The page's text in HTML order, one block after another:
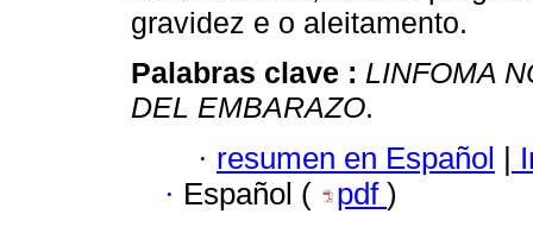
gravidez e o aleitamento.
Palabras clave : LINFOMA
DEL EMBARAZO.
· resumen en Español |
· Español ( pdf )